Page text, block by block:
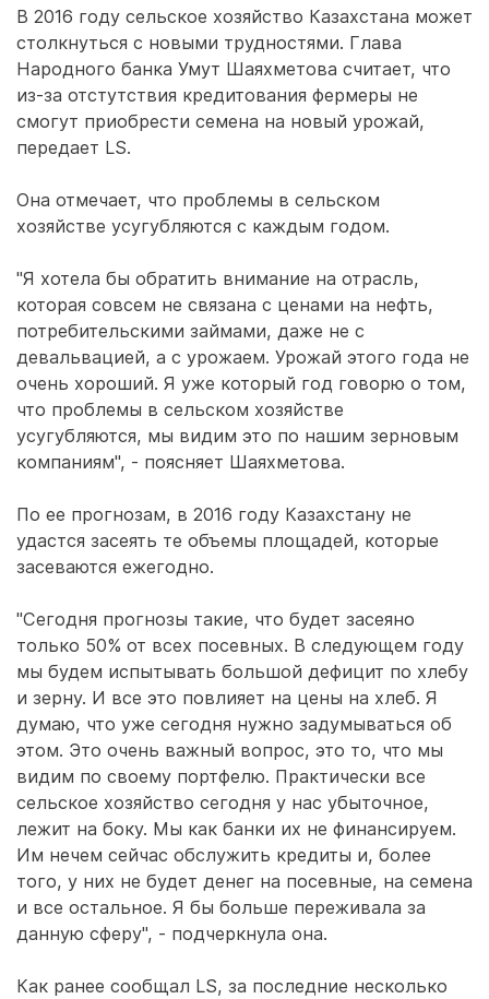
В 2016 году сельское хозяйство Казахстана может
столкнуться с новыми трудностями. Глава
Народного банка Умут Шаяхметова считает, что
из-за отстутствия кредитования фермеры не
смогут приобрести семена на новый урожай,
передает LS.
Она отмечает, что проблемы в сельском
хозяйстве усугубляются с каждым годом.
"Я хотела бы обратить внимание на отрасль,
которая совсем не связана с ценами на нефть,
потребительскими займами, даже не с
девальвацией, а с урожаем. Урожай этого года не
очень хороший. Я уже который год говорю о том,
что проблемы в сельском хозяйстве
усугубляются, мы видим это по нашим зерновым
компаниям", - поясняет Шаяхметова.
По ее прогнозам, в 2016 году Казахстану не
удастся засеять те объемы площадей, которые
засеваются ежегодно.
"Сегодня прогнозы такие, что будет засеяно
только 50% от всех посевных. В следующем году
мы будем испытывать большой дефицит по хлебу
и зерну. И все это повлияет на цены на хлеб. Я
думаю, что уже сегодня нужно задумываться об
этом. Это очень важный вопрос, это то, что мы
видим по своему портфелю. Практически все
сельское хозяйство сегодня у нас убыточное,
лежит на боку. Мы как банки их не финансируем.
Им нечем сейчас обслужить кредиты и, более
того, у них не будет денег на посевные, на семена
и все остальное. Я бы больше переживала за
данную сферу", - подчеркнула она.
Как ранее сообщал LS, за последние несколько